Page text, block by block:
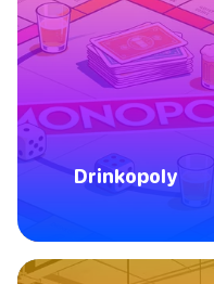
Drinkopoly